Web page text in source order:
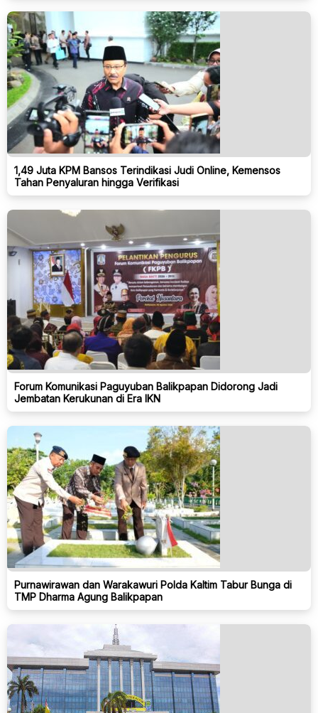
1,49 Juta KPM Bansos Terindikasi Judi Online, Kemensos
Tahan Penyaluran hingga Verifikasi
Forum Komunikasi Paguyuban Balikpapan Didorong Jadi
Jembatan Kerukunan di Era IKN
Purnawirawan dan Warakawuri Polda Kaltim Tabur Bunga di
TMP Dharma Agung Balikpapan